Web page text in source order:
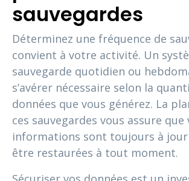
sauvegardes
Déterminez une fréquence de
convient à votre activité. Un
sauvegarde quotidien ou
s’avérer nécessaire selon la
données que vous générez. La
ces sauvegardes vous assure que
informations sont toujours à
être restaurées à tout moment.